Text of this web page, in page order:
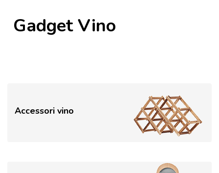
Gadget Vino
Accessori vino